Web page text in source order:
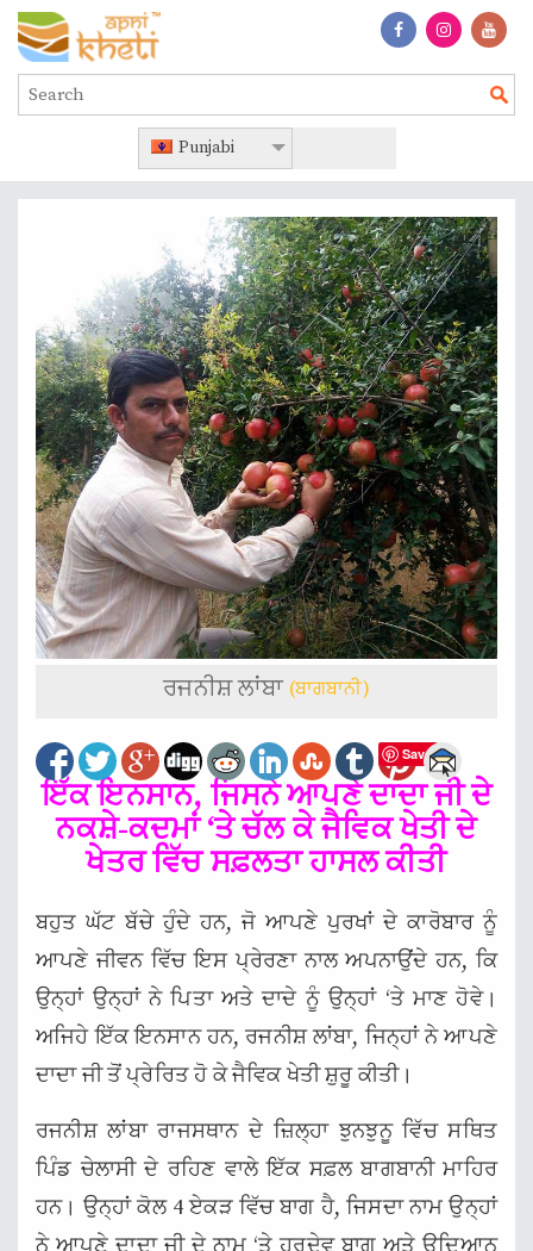
Punjabi
ਰਜਨੀਸ਼ ਲਾਂਬਾ (ਬਾਗਬਾਨੀ)
Save
ਇੱਕ ਇਨਸਾਨ, ਜਿਸਨੇ ਆਪਣੇ ਦਾਦਾ ਜੀ ਦੇ
ਨਕਸ਼ੇ-ਕਦਮਾਂ ‘ਤੇ ਚੱਲ ਕੇ ਜੈਵਿਕ ਖੇਤੀ ਦੇ
ਖੇਤਰ ਵਿੱਚ ਸਫ਼ਲਤਾ ਹਾਸਲ ਕੀਤੀ
ਬਹੁਤ ਘੱਟ ਬੱਚੇ ਹੁੰਦੇ ਹਨ, ਜੋ ਆਪਣੇ ਪੁਰਖਾਂ ਦੇ ਕਾਰੋਬਾਰ ਨੂੰ
ਆਪਣੇ ਜੀਵਨ ਵਿੱਚ ਇਸ ਪ੍ਰੇਰਣਾ ਨਾਲ ਅਪਨਾਉਂਦੇ ਹਨ, ਕਿ
ਉਨ੍ਹਾਂ ਉਨ੍ਹਾਂ ਨੇ ਪਿਤਾ ਅਤੇ ਦਾਦੇ ਨੂੰ ਉਨ੍ਹਾਂ ‘ਤੇ ਮਾਣ ਹੋਵੇ।
ਅਜਿਹੇ ਇੱਕ ਇਨਸਾਨ ਹਨ, ਰਜਨੀਸ਼ ਲਾਂਬਾ, ਜਿਨ੍ਹਾਂ ਨੇ ਆਪਣੇ
ਦਾਦਾ ਜੀ ਤੋਂ ਪ੍ਰੇਰਿਤ ਹੋ ਕੇ ਜੈਵਿਕ ਖੇਤੀ ਸ਼ੁਰੂ ਕੀਤੀ।
ਰਜਨੀਸ਼ ਲਾਂਬਾ ਰਾਜਸਥਾਨ ਦੇ ਜ਼ਿਲ੍ਹਾ ਝੁਨਝੁਨੂ ਵਿੱਚ ਸਥਿਤ
ਪਿੰਡ ਚੇਲਾਸੀ ਦੇ ਰਹਿਣ ਵਾਲੇ ਇੱਕ ਸਫ਼ਲ ਬਾਗਬਾਨੀ ਮਾਹਿਰ
ਹਨ। ਉਨ੍ਹਾਂ ਕੋਲ 4 ਏਕੜ ਵਿੱਚ ਬਾਗ ਹੈ, ਜਿਸਦਾ ਨਾਮ ਉਨ੍ਹਾਂ
ਨੇ ਆਪਣੇ ਦਾਦਾ ਜੀ ਦੇ ਨਾਮ ‘ਤੇ ਹਰਦੇਵ ਬਾਗ ਅਤੇ ਉਦਿਆਨ